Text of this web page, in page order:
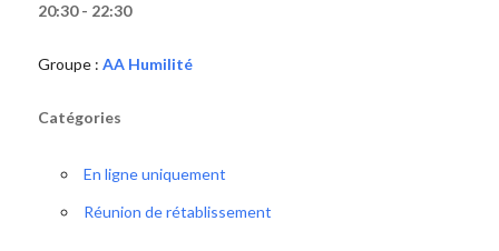
20:30 - 22:30
Groupe : AA Humilité
Catégories
En ligne uniquement
Réunion de rétablissement